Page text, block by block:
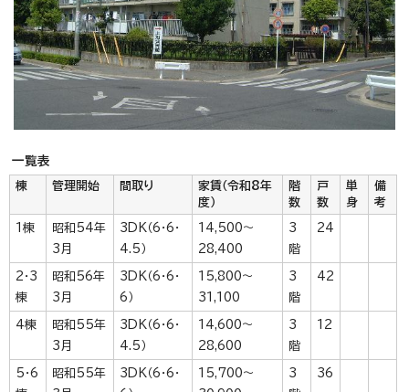
一覧表
棟 管理開始 間取り
家賃（令和8年
度）
階
数
戸
数
単
身
備
考
1棟
昭和54年
3月
3DK（6・6・
4.5）
14,500～
28,400
3
階
24
2・3
棟
昭和56年
3月
3DK（6・6・
6）
15,800～
31,100
3
階
42
4棟
昭和55年
3月
3DK（6・6・
4.5）
14,600～
28,600
3
階
12
5・6
昭和55年
3DK（6・6・
15,700～
3
36